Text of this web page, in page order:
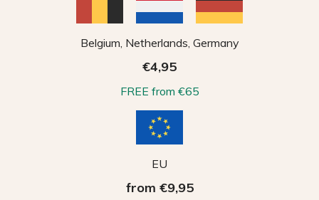
Belgium, Netherlands, Germany
€4,95
FREE from €65
EU
from €9,95